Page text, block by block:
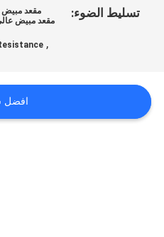
اتصل
مدونات
اطلب
تسليط الضوء:
مقعد مبيض
مقعد مبيض
,
افضل